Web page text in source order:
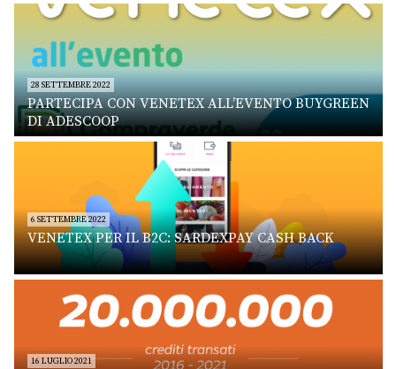
28 SETTEMBRE 2022
PARTECIPA CON VENETEX ALL’EVENTO BUYGREEN
DI ADESCOOP
6 SETTEMBRE 2022
VENETEX PER IL B2C: SARDEXPAY CASH BACK
16 LUGLIO 2021